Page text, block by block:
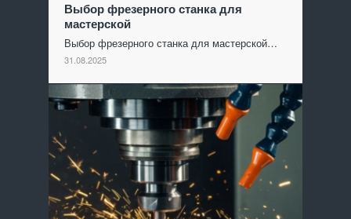
Выбор фрезерного станка для
мастерской
Выбор фрезерного станка для мастерской…
31.08.2025